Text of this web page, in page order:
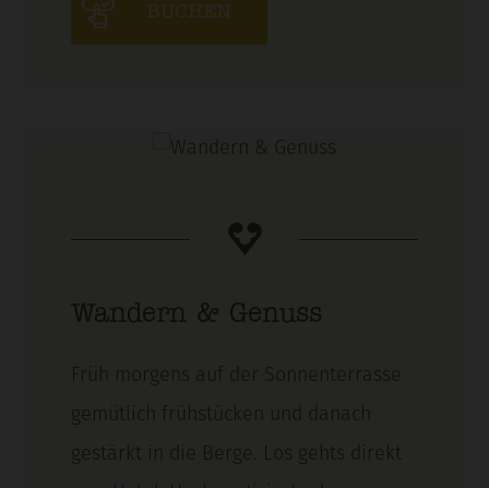
BUCHEN
Wandern & Genuss
Früh morgens auf der Sonnenterrasse
gemütlich frühstücken und danach
gestärkt in die Berge. Los gehts direkt